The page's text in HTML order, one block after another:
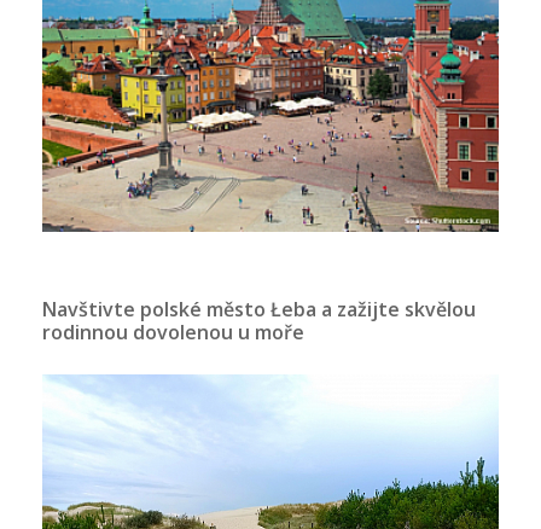
Navštivte polské město Łeba a zažijte skvělou
rodinnou dovolenou u moře